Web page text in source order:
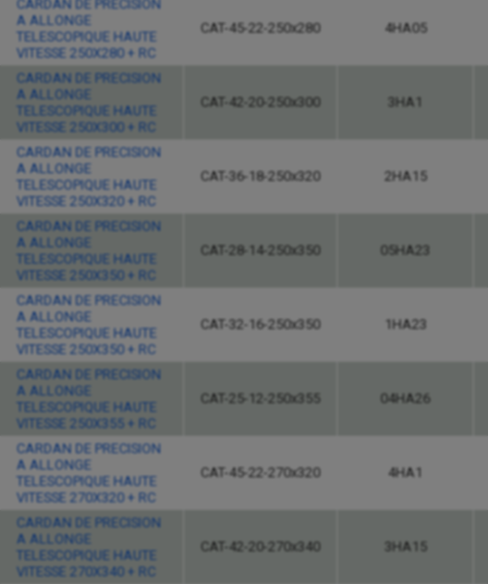
CARDAN DE PRECISION
A ALLONGE
TELESCOPIQUE HAUTE
VITESSE 250X280 + RC
CAT-45-22-250x280 4HA05
CARDAN DE PRECISION
A ALLONGE
TELESCOPIQUE HAUTE
VITESSE 250X300 + RC
CAT-42-20-250x300 3HA1
CARDAN DE PRECISION
A ALLONGE
TELESCOPIQUE HAUTE
VITESSE 250X320 + RC
CAT-36-18-250x320 2HA15
CARDAN DE PRECISION
A ALLONGE
TELESCOPIQUE HAUTE
VITESSE 250X350 + RC
CAT-28-14-250x350 05HA23
CARDAN DE PRECISION
A ALLONGE
TELESCOPIQUE HAUTE
VITESSE 250X350 + RC
CAT-32-16-250x350 1HA23
CARDAN DE PRECISION
A ALLONGE
TELESCOPIQUE HAUTE
VITESSE 250X355 + RC
CAT-25-12-250x355 04HA26
CARDAN DE PRECISION
A ALLONGE
TELESCOPIQUE HAUTE
VITESSE 270X320 + RC
CAT-45-22-270x320 4HA1
CARDAN DE PRECISION
A ALLONGE
TELESCOPIQUE HAUTE
VITESSE 270X340 + RC
CAT-42-20-270x340 3HA15